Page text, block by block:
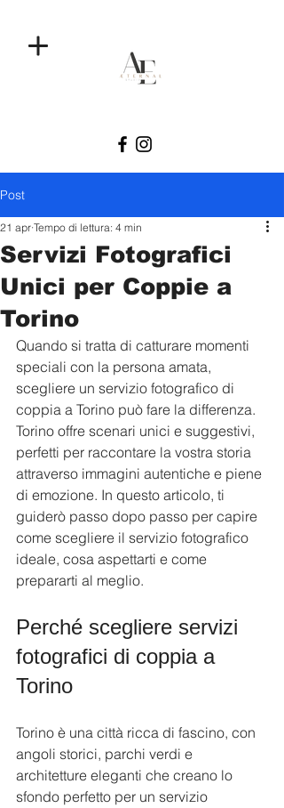
Post
Servizi Fotografici
Unici per Coppie a
Torino
21 apr Tempo di lettura: 4 min
Quando si tratta di catturare momenti
speciali con la persona amata,
scegliere un servizio fotografico di
coppia a Torino può fare la differenza.
Torino offre scenari unici e suggestivi,
perfetti per raccontare la vostra storia
attraverso immagini autentiche e piene
di emozione. In questo articolo, ti
guiderò passo dopo passo per capire
come scegliere il servizio fotografico
ideale, cosa aspettarti e come
prepararti al meglio.
Perché scegliere servizi
fotografici di coppia a
Torino
Torino è una città ricca di fascino, con
angoli storici, parchi verdi e
architetture eleganti che creano lo
sfondo perfetto per un servizio